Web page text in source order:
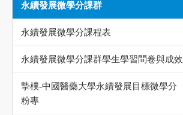
永續發展微學分課群
永續發展微學分課程表
永續發展微學分課群學生學習問卷與成效
摯樸-中國醫藥大學永續發展目標微學分
粉專